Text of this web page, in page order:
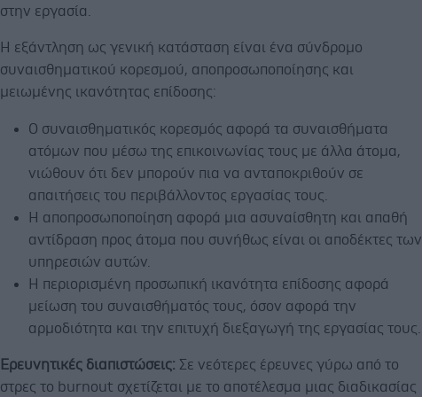
στην εργασία.
Η εξάντληση ως γενική κατάσταση είναι ένα σύνδρομο
συναισθηματικού κορεσμού, αποπροσωποποίησης και
μειωμένης ικανότητας επίδοσης:
Ο συναισθηματικός κορεσμός αφορά τα συναισθήματα
ατόμων που μέσω της επικοινωνίας τους με άλλα άτομα,
νιώθουν ότι δεν μπορούν πια να ανταποκριθούν σε
απαιτήσεις του περιβάλλοντος εργασίας τους.
Η αποπροσωποποίηση αφορά μια ασυναίσθητη και απαθή
αντίδραση προς άτομα που συνήθως είναι οι αποδέκτες των
υπηρεσιών αυτών.
Η περιορισμένη προσωπική ικανότητα επίδοσης αφορά
μείωση του συναισθήματός τους, όσον αφορά την
αρμοδιότητα και την επιτυχή διεξαγωγή της εργασίας τους.
Ερευνητικές διαπιστώσεις: Σε νεότερες έρευνες γύρω από το
στρες το burnout σχετίζεται με το αποτέλεσμα μιας διαδικασίας